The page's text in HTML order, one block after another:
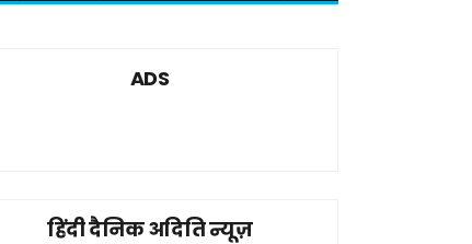
ADS
हिंदी दैनिक अदिति न्यूज़